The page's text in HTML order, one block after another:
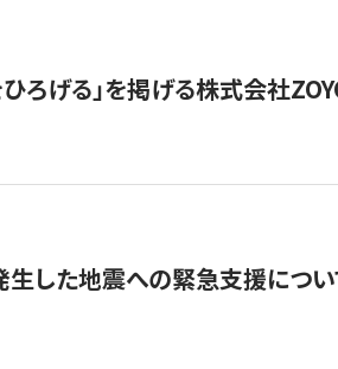
ひろげる」を掲げる株式会社
生した地震への緊急支援につ